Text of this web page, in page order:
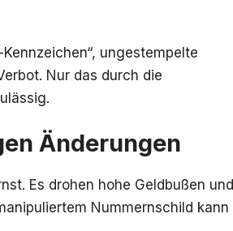
ungestempelte
Nur das durch die
Änderungen
Es drohen hohe Geldbußen und
Nummernschild kann